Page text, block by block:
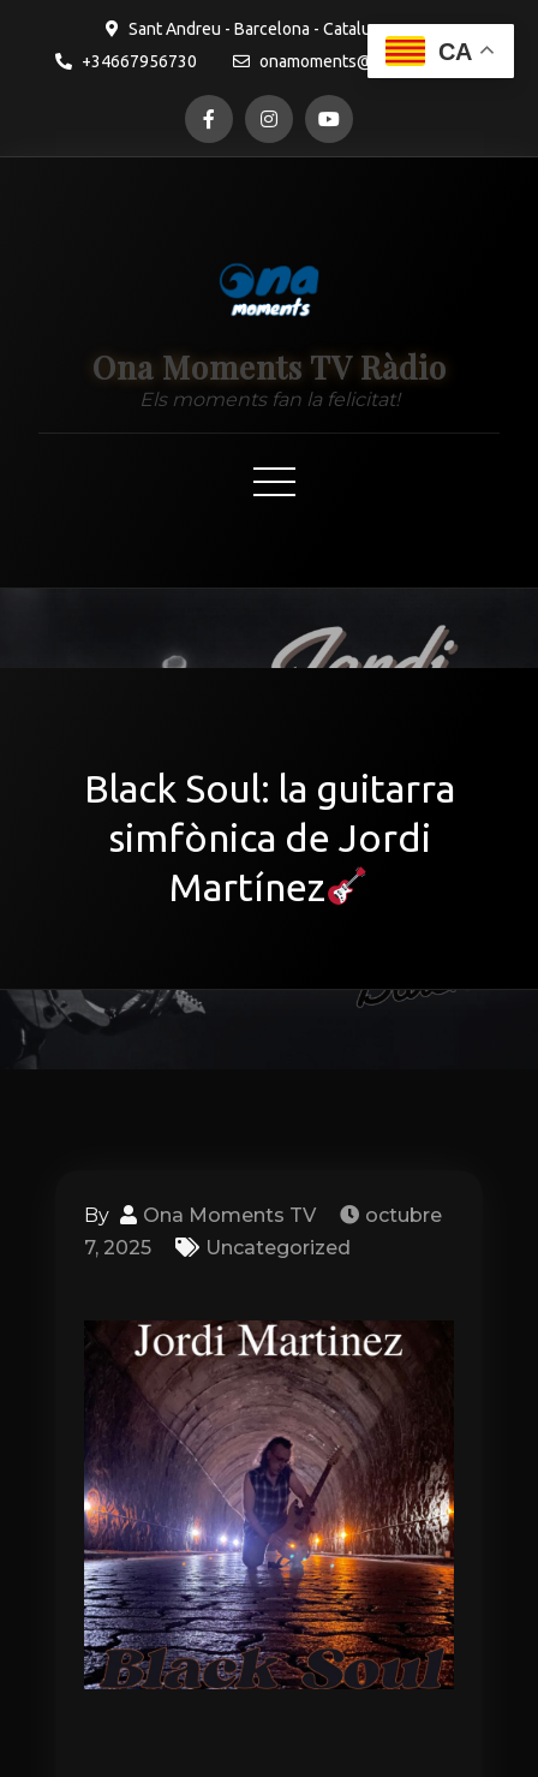
Sant Andreu - Barcelona - Catalunya
+34667956730
onamoments@gmail.com
Ona Moments TV Ràdio
Els moments fan la felicitat!
Black Soul: la guitarra
simfònica de Jordi
Martínez
By Ona Moments TV
octubre
7, 2025
Uncategorized
CA